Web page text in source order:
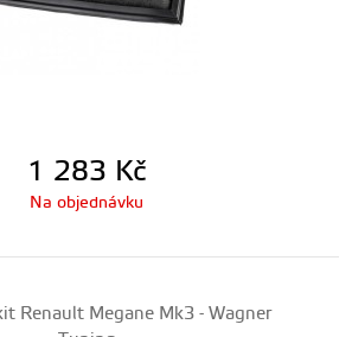
1 283 Kč
Na objednávku
Renault Megane Mk3 - Wagner